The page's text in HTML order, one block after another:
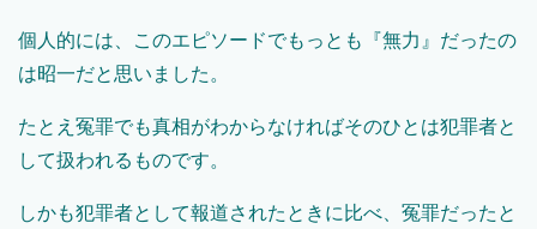
個人的には、このエピソードでもっとも『無力』だったの
は昭一だと思いました。
たとえ冤罪でも真相がわからなければそのひとは犯罪者と
して扱われるものです。
しかも犯罪者として報道されたときに比べ、冤罪だったと